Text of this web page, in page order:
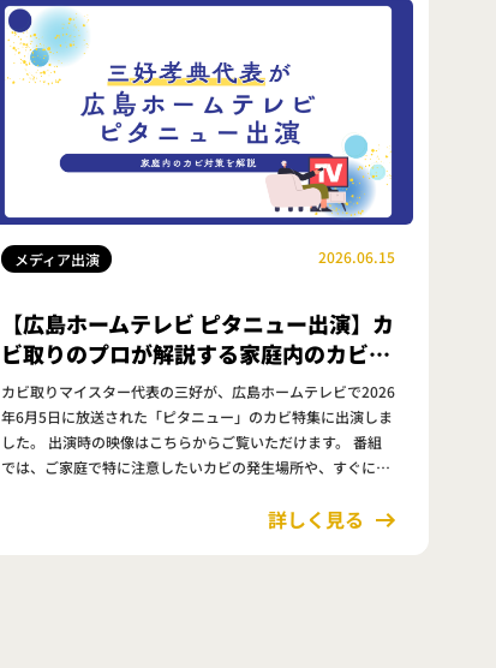
メディア出演 2026.06.15
【広島ホームテレビ ピタニュー出演】カ
ビ取りのプロが解説する家庭内のカビ対
策とは？
カビ取りマイスター代表の三好が、広島ホームテレビで2026
年6月5日に放送された「ピタニュー」のカビ特集に出演しま
した。 出演時の映像はこちらからご覧いただけます。 番組
では、ご家庭で特に注意したいカビの発生場所や、すぐに実
詳しく見る